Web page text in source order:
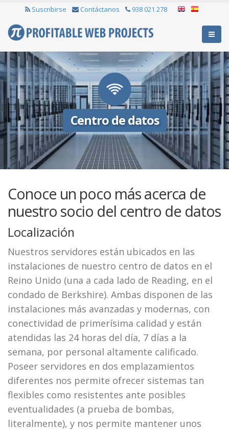
Suscribirse Contáctanos 938 021 278
Centro de datos
Conoce un poco más acerca de
nuestro socio del centro de datos
Localización
Nuestros servidores están ubicados en las
instalaciones de nuestro centro de datos en el
Reino Unido (una a cada lado de Reading, en el
condado de Berkshire). Ambas disponen de las
instalaciones más avanzadas y modernas, con
conectividad de primerísima calidad y están
atendidas las 24 horas del día, 7 días a la
semana, por personal altamente calificado.
Poseer servidores en dos emplazamientos
diferentes nos permite ofrecer sistemas tan
flexibles como resistentes ante posibles
eventualidades (a prueba de bombas,
literalmente), y nos permite mantener unos